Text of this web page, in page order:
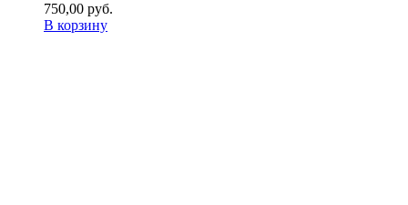
750,00 руб.
В корзину